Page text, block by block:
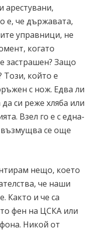
арестувани,
е, че държавата,
управници, не
когато
застрашен? Защо
Този, който е
с нож. Едва ли
да си реже хляба или
Взел го е с една-
възмущва се още
нещо, което
че наши
Както и че са
фен на ЦСКА или
Никой от